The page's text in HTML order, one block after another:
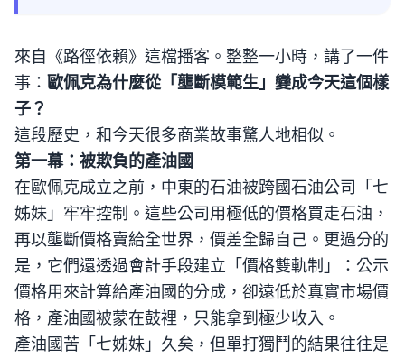
來自《路徑依賴》這檔播客。整整一小時，講了一件
事： 歐佩克為什麼從「壟斷模範生」變成今天這個樣
子？
這段歷史，和今天很多商業故事驚人地相似。
第一幕：被欺負的產油國
在歐佩克成立之前，中東的石油被跨國石油公司「七
姊妹」牢牢控制。這些公司用極低的價格買走石油，
再以壟斷價格賣給全世界，價差全歸自己。更過分的
是，它們還透過會計手段建立「價格雙軌制」：公示
價格用來計算給產油國的分成，卻遠低於真實市場價
格，產油國被蒙在鼓裡，只能拿到極少收入。
產油國苦「七姊妹」久矣，但單打獨鬥的結果往往是